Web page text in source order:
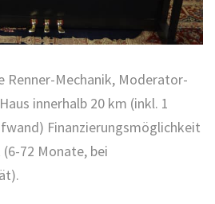
Renner-Mechanik, Moderator-
innerhalb 20 km (inkl. 1
Finanzierungsmöglichkeit
72 Monate, bei